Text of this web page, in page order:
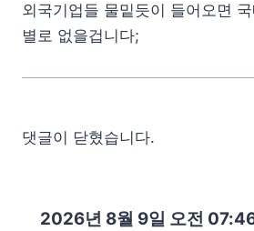
외국기업들 물밑듯이 들어오면
별로 없을겁니다;
댓글이 닫혔습니다.
2026년 8월 9일 오전